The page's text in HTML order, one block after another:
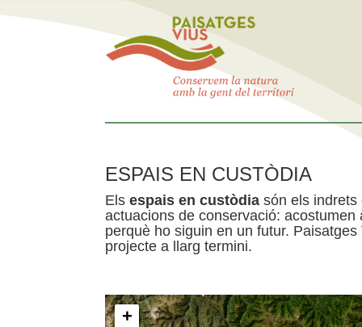
ESPAIS EN CUSTÒDIA
Els espais en custòdia són els indrets
actuacions de conservació:
perquè ho siguin en un futur.
projecte a llarg termini.
+